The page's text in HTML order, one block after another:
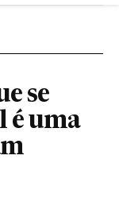
se
é uma